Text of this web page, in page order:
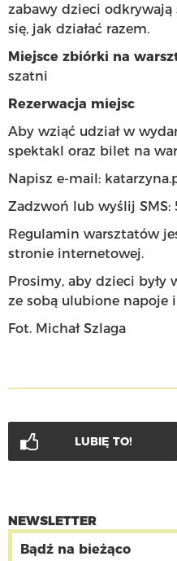
zabawy dzieci odkrywają
się, jak działać razem.
Miejsce zbiórki na
szatni
Rezerwacja miejsc
Aby wziąć udział w
spektakl oraz bilet na
Napisz e-mail:
Zadzwoń lub wyślij SMS:
Regulamin warsztatów
stronie internetowej.
Prosimy, aby dzieci były
ze sobą ulubione napoje
Fot. Michał Szlaga
LUBIĘ TO!
NEWSLETTER
Bądź na bieżąco